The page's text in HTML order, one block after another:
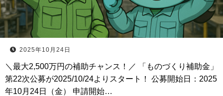
2025年10月24日
＼最大2,500万円の補助チャンス！／ 「ものづくり補助金」
第22次公募が2025/10/24よりスタート！ 公募開始日：2025
年10月24日（金） 申請開始…